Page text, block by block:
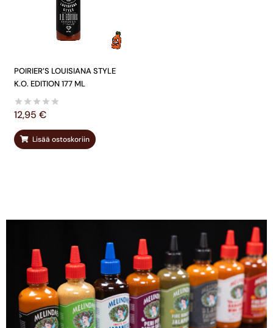
POIRIER’S LOUISIANA STYLE
K.O. EDITION 177 ML
12,95 €
Lisää ostoskoriin